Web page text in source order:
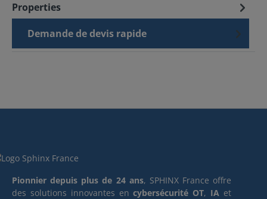
Properties
Demande de devis rapide
Pionnier depuis plus de 24 ans, SPHINX France offre
des solutions innovantes encybersécurité OT, IA et